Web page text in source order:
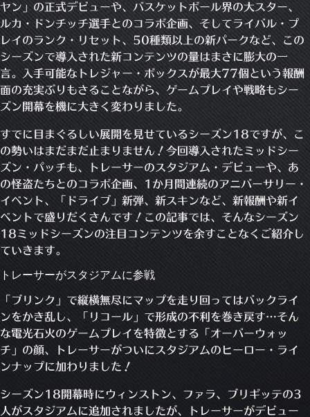
ヤン」の正式デビューや、バスケットボール界の大スター、
ルカ・ドンチッチ選手とのコラボ企画、そしてライバル・プ
レイのランク・リセット、50種類以上の新パークなど、この
シーズンで導入された新コンテンツの量はまさに膨大の一
言。入手可能なトレジャー・ボックスが最大77個という報酬
面の充実ぶりもさることながら、ゲームプレイや戦略もシー
ズン開幕を機に大きく変わりました。
すでに目まぐるしい展開を見せているシーズン18ですが、こ
の勢いはまだまだ止まりません！今回導入されたミッドシー
ズン・パッチも、トレーサーのスタジアム・デビューや、あ
の怪盗たちとのコラボ企画、1か月間連続のアニバーサリー・
イベント、「ドライブ」新弾、新スキンなど、新報酬や新イ
ベントで盛りだくさんです！この記事では、そんなシーズン
18ミッドシーズンの注目コンテンツを余すことなくご紹介し
ていきます。
トレーサーがスタジアムに参戦
「ブリンク」で縦横無尽にマップを走り回ってはバックライ
ンをかき乱し、「リコール」で形成の不利を巻き戻す…そん
な電光石火のゲームプレイを特徴とする「オーバーウォッ
チ」の顔、トレーサーがついにスタジアムのヒーロー・ライ
ンナップに加わりました！
シーズン18開幕時にウィンストン、ファラ、ブリギッテの3
人がスタジアムに追加されましたが、トレーサーがデビュー